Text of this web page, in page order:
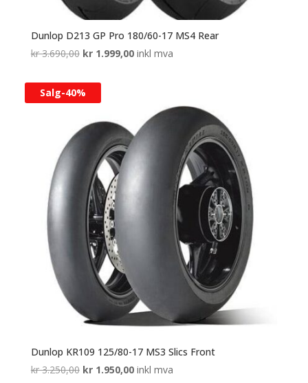
Dunlop D213 GP Pro 180/60-17 MS4 Rear
kr3.690,00 Opprinnelig
var:
kr 3.690,00.
kr1.999,00Nåværende
inkl mva
Salg-40%
Dunlop KR109 125/80-17 MS3 Slics Front
kr3.250,00 Opprinnelig
kr1.950,00Nåværende
inkl mva